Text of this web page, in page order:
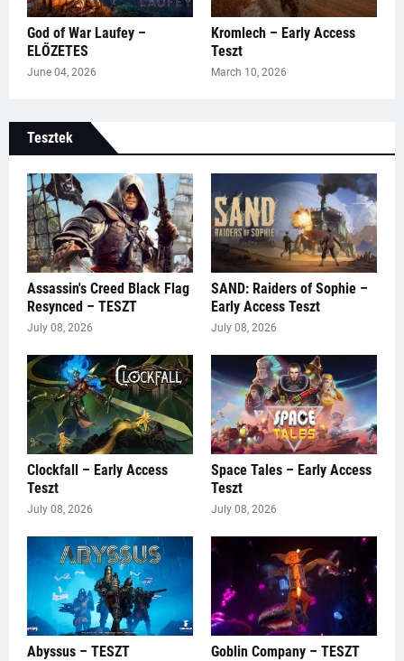
God of War Laufey –
ELŐZETES
June 04, 2026
Kromlech – Early Access
Teszt
March 10, 2026
Tesztek
Assassin's Creed Black Flag
Resynced – TESZT
July 08, 2026
SAND: Raiders of Sophie –
Early Access Teszt
July 08, 2026
Clockfall – Early Access
Teszt
July 08, 2026
Space Tales – Early Access
Teszt
July 08, 2026
Abyssus – TESZT Goblin Company – TESZT